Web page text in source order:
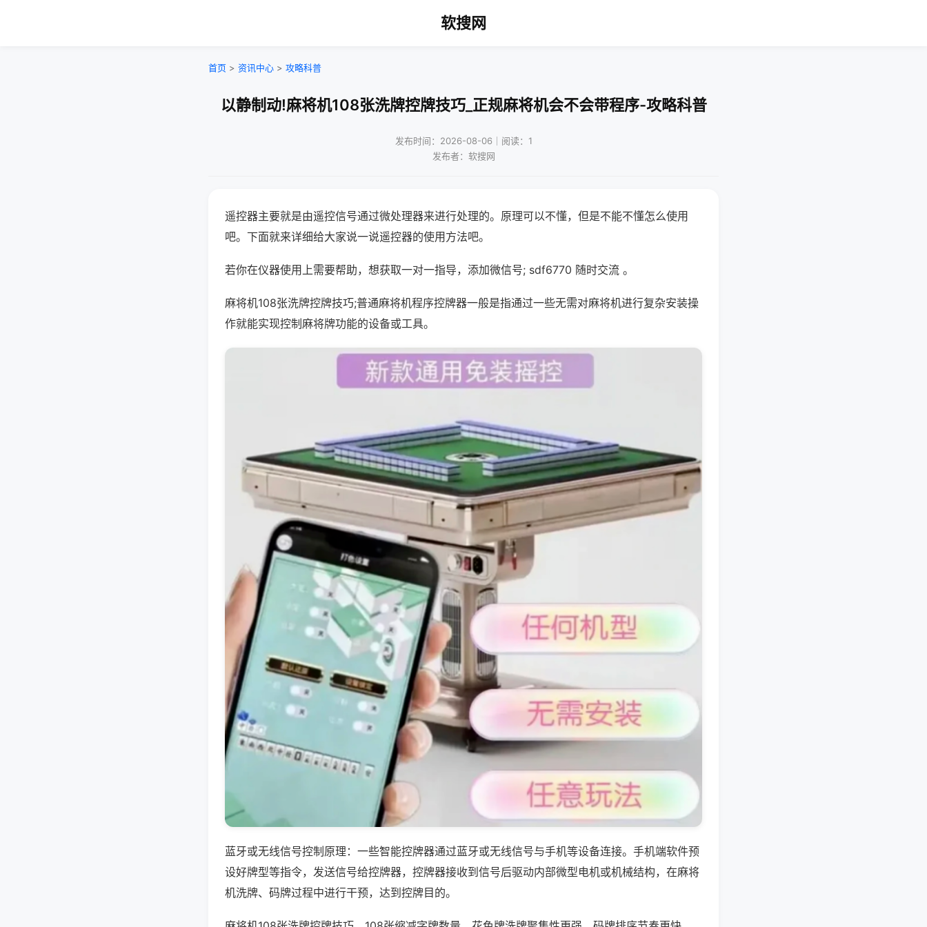
软搜网
首页 > 资讯中心 > 攻略科普
以静制动!麻将机108张洗牌控牌技巧_正规麻将机会不会带程序-攻略科普
发布时间：2026-08-06｜阅读：1
发布者：软搜网
遥控器主要就是由遥控信号通过微处理器来进行处理的。原理可以不懂，但是不能不懂怎么使用
吧。下面就来详细给大家说一说遥控器的使用方法吧。
若你在仪器使用上需要帮助，想获取一对一指导，添加微信号; sdf6770 随时交流 。
麻将机108张洗牌控牌技巧;普通麻将机程序控牌器一般是指通过一些无需对麻将机进行复杂安装操
作就能实现控制麻将牌功能的设备或工具。
蓝牙或无线信号控制原理：一些智能控牌器通过蓝牙或无线信号与手机等设备连接。手机端软件预
设好牌型等指令，发送信号给控牌器，控牌器接收到信号后驱动内部微型电机或机械结构，在麻将
机洗牌、码牌过程中进行干预，达到控牌目的。